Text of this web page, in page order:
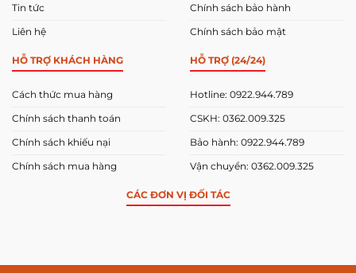
Tin tức
Liên hệ
Chính sách bảo hành
Chính sách bảo mật
HỖ TRỢ KHÁCH HÀNG
Cách thức mua hàng
Chính sách thanh toán
Chính sách khiếu nại
Chính sách mua hàng
HỖ TRỢ (24/24)
Hotline: 0922.944.789
CSKH: 0362.009.325
Bảo hành: 0922.944.789
Vận chuyển: 0362.009.325
CÁC ĐƠN VỊ ĐỐI TÁC